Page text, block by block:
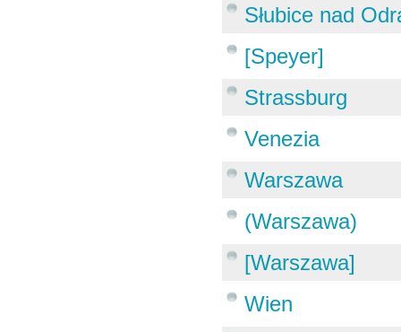
Słubice nad
[Speyer]
Strassburg
Venezia
Warszawa
(Warszawa)
[Warszawa]
Wien